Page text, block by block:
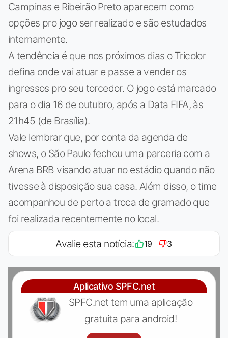
Campinas e Ribeirão Preto aparecem como
opções pro jogo ser realizado e são estudados
internamente.
A tendência é que nos próximos dias o Tricolor
defina onde vai atuar e passe a vender os
ingressos pro seu torcedor. O jogo está marcado
para o dia 16 de outubro, após a Data FIFA, às
21h45 (de Brasília).
Vale lembrar que, por conta da agenda de
shows, o São Paulo fechou uma parceria com a
Arena BRB visando atuar no estádio quando não
tivesse à disposição sua casa. Além disso, o time
acompanhou de perto a troca de gramado que
foi realizada recentemente no local.
Avalie esta notícia: 19 3
Aplicativo SPFC.net
SPFC.net tem uma aplicação
gratuita para android!